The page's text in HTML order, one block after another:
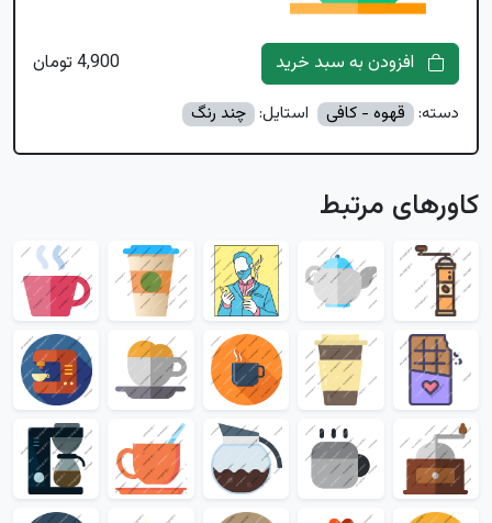
4,900 تومان
دسته: قهوه - کافی استایل: چند رنگ
کاورهای مرتبط